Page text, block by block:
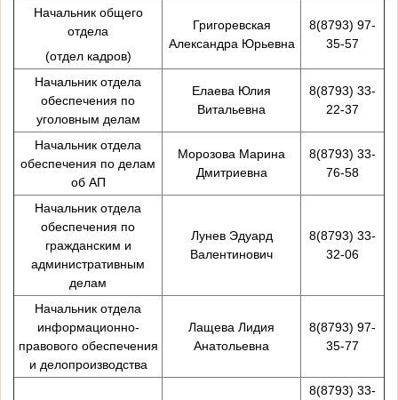
Начальник общего
отдела
(отдел кадров)
Григоревская
Александра Юрьевна
8(8793) 97-
35-57
Начальник отдела
обеспечения по
уголовным делам
Елаева Юлия
Витальевна
8(8793) 33-
22-37
Начальник отдела
обеспечения по делам
об АП
Морозова Марина
Дмитриевна
8(8793) 33-
76-58
Начальник отдела
обеспечения по
гражданским и
административным
делам
Лунев Эдуард
Валентинович
8(8793) 33-
32-06
Начальник отдела
информационно-
правового обеспечения
и делопроизводства
Лащева Лидия
Анатольевна
8(8793) 97-
35-77
8(8793) 33-